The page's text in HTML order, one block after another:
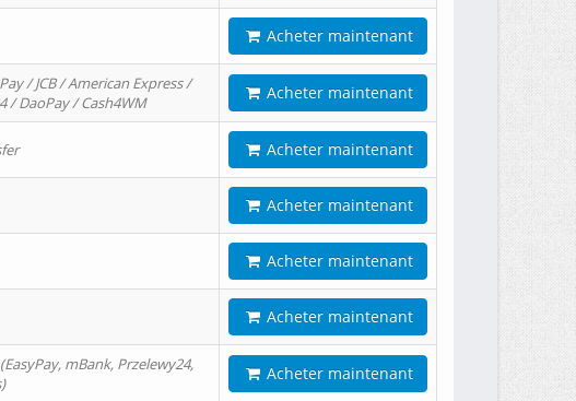
Acheter maintenant
/ JCB / American Express /
/ DaoPay / Cash4WM
Acheter maintenant
Acheter maintenant
Acheter maintenant
Acheter maintenant
Acheter maintenant
mBank, Przelewy24,
Acheter maintenant